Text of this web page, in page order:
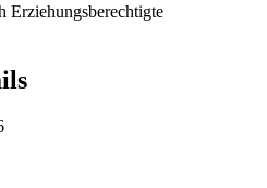
Erziehungsberechtigte